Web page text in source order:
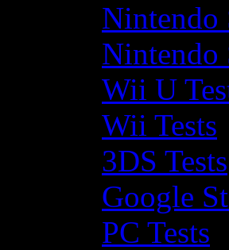
Nintendo
Nintendo
Wii U
Wii Tests
3DS Tests
Google
PC Tests